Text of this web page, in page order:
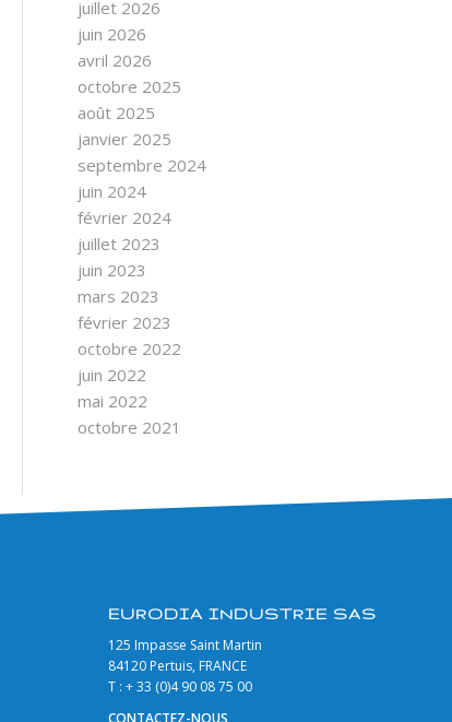
juillet 2026
juin 2026
avril 2026
octobre 2025
août 2025
janvier 2025
septembre 2024
juin 2024
février 2024
juillet 2023
juin 2023
mars 2023
février 2023
octobre 2022
juin 2022
mai 2022
octobre 2021
EURODIA INDUSTRIE SAS
125 Impasse Saint Martin
84120 Pertuis, FRANCE
T : + 33 (0)4 90 08 75 00